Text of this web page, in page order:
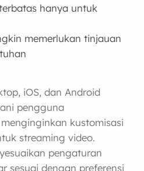
hanya untuk
memerlukan tinjauan
iOS, dan Android
pengguna
kustomisasi
streaming video.
pengaturan
sesuai dengan preferensi